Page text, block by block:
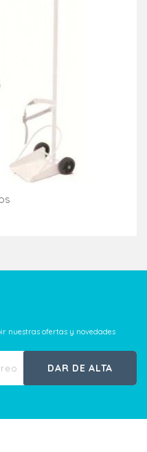
nuestras ofertas y novedades
DAR DE ALTA